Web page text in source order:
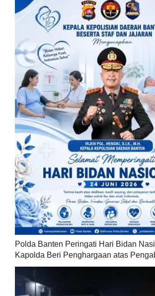
Polda Banten Peringati Hari Bidan
Kapolda Beri Penghargaan atas